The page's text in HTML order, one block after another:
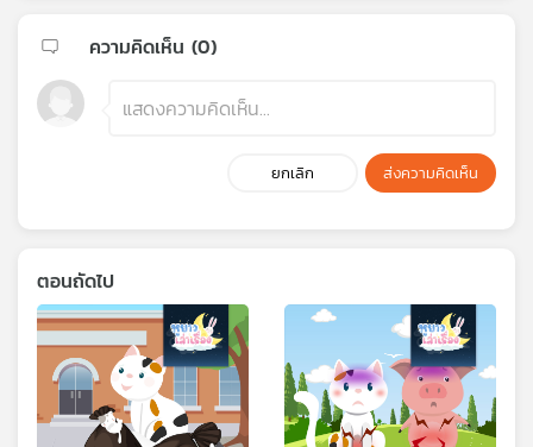
ความคิดเห็น (0)
ยกเลิก ส่งความคิดเห็น
ตอนถัดไป